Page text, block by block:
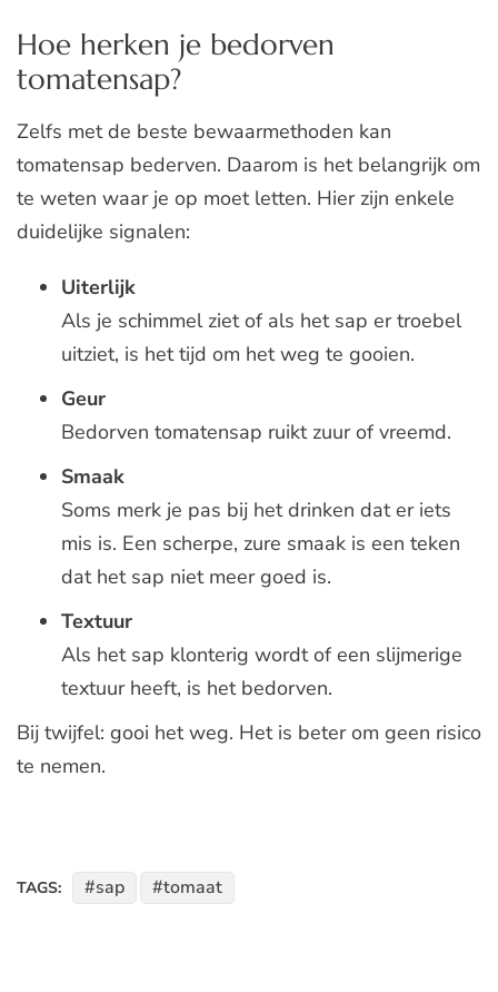
Hoe herken je bedorven
tomatensap?
Zelfs met de beste bewaarmethoden kan
tomatensap bederven. Daarom is het belangrijk om
te weten waar je op moet letten. Hier zijn enkele
duidelijke signalen:
Uiterlijk
Als je schimmel ziet of als het sap er troebel
uitziet, is het tijd om het weg te gooien.
Geur
Bedorven tomatensap ruikt zuur of vreemd.
Smaak
Soms merk je pas bij het drinken dat er iets
mis is. Een scherpe, zure smaak is een teken
dat het sap niet meer goed is.
Textuur
Als het sap klonterig wordt of een slijmerige
textuur heeft, is het bedorven.
Bij twijfel: gooi het weg. Het is beter om geen risico
te nemen.
TAGS: sap tomaat